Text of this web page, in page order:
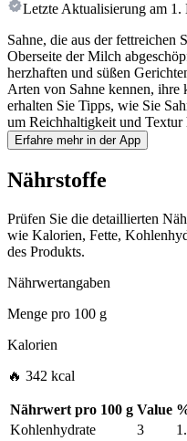
Letzte Aktualisierung am 1.
Sahne, die aus der
Oberseite der Milch
herzhaften und süßen
Arten von Sahne kennen,
erhalten Sie Tipps, wie Sie
um Reichhaltigkeit und Textur
Erfahre mehr in der App
Nährstoffe
Prüfen Sie die detaillierten
wie Kalorien, Fette,
des Produkts.
Nährwertangaben
Menge pro 100 g
Kalorien
🔥 342 kcal
Nährwert pro 100 g Value
Kohlenhydrate
3